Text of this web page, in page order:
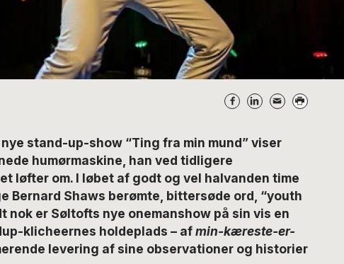
nye stand-up-show “Ting fra min mund” viser
humørmaskine, han ved tidligere
løfter om. I løbet af godt og vel halvanden time
Bernard Shaws berømte, bittersøde ord, “youth
nok er Søltofts nye onemanshow på sin vis en
klicheernes holdeplads – afmin-kæreste-er-
levering af sine observationer og historier